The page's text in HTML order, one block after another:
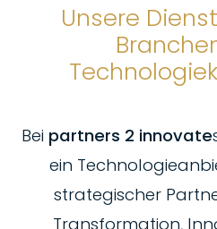
Unsere
Bei partners 2 innovate
ein
strategischer
Transformation,